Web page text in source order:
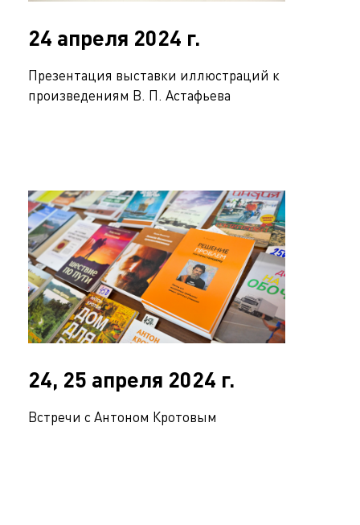
24 апреля 2024 г.
Презентация выставки иллюстраций к
произведениям В. П. Астафьева
24, 25 апреля 2024 г.
Встречи с Антоном Кротовым